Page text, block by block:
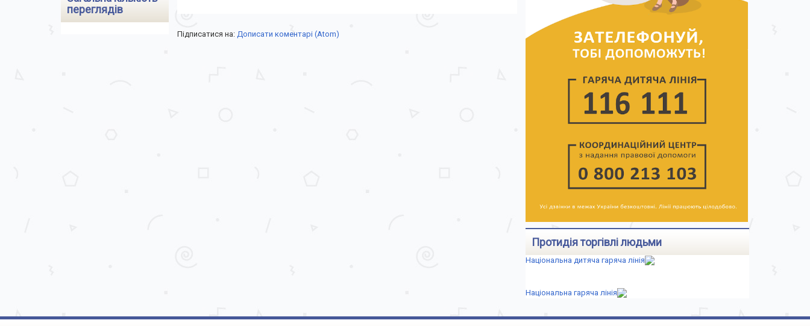
Підписатися на: Дописати коментарі (Atom)
переглядів
Протидія торгівлі людьми
Національна дитяча гаряча лінія
Національна гаряча лінія